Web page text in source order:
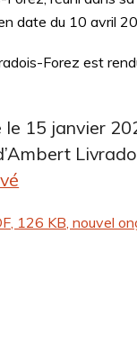
date du 10 avril
Forez est
15 janvier
126 KB, nouvel